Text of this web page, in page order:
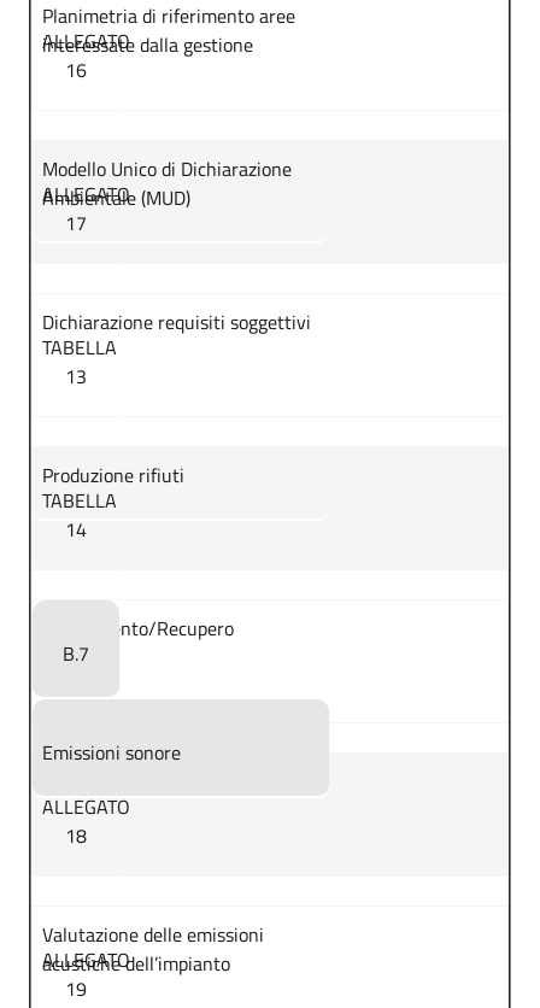
Planimetria di riferimento aree
interessate dalla gestione
ALLEGATO
16
Modello Unico di Dichiarazione
Ambientale (MUD)
ALLEGATO
17
Dichiarazione requisiti soggettivi
TABELLA
13
Produzione rifiuti
TABELLA
14
Smaltimento/Recupero
B.7
Emissioni sonore
ALLEGATO
18
Valutazione delle emissioni
acustiche dell’impianto
ALLEGATO
19